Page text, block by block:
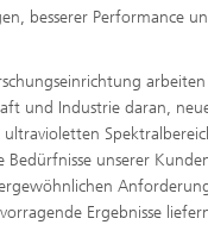
besserer Performance
und Industrie daran,
unserer
Ergebnisse